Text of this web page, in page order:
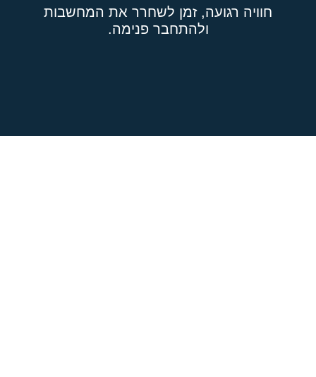
חוויה רגועה, זמן לשחרר את המחשבות
ולהתחבר פנימה.